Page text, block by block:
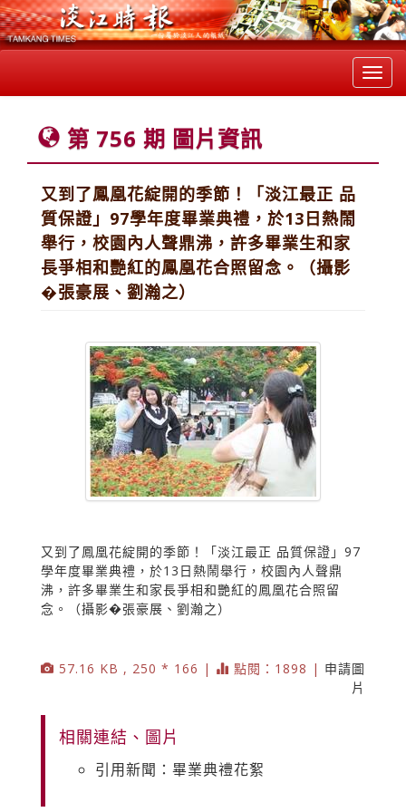
第 756 期 圖片資訊
又到了鳳凰花綻開的季節！「淡江最正 品
質保證」97學年度畢業典禮，於13日熱鬧
舉行，校園內人聲鼎沸，許多畢業生和家
長爭相和艷紅的鳳凰花合照留念。（攝影
�張豪展、劉瀚之）
又到了鳳凰花綻開的季節！「淡江最正 品質保證」97
學年度畢業典禮，於13日熱鬧舉行，校園內人聲鼎
沸，許多畢業生和家長爭相和艷紅的鳳凰花合照留
念。（攝影�張豪展、劉瀚之）
57.16 KB , 250 * 166 | 點閱：1898 | 申請圖
片
相關連結、圖片
引用新聞：畢業典禮花絮